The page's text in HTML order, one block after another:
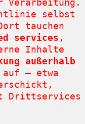
Verarbeitung.
selbst
tauchen
services ,
Inhalte
außerhalb
– etwa
Drittservices